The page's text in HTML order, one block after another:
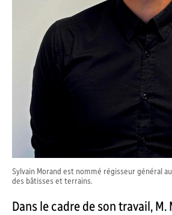
Sylvain Morand est nommé régisseur général
des bâtisses et terrains.
Dans le cadre de son travail,